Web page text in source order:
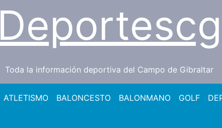
Deportescg
Toda la información deportiva del Campo de Gibraltar
ATLETISMO BALONCESTO BALONMANO GOLF